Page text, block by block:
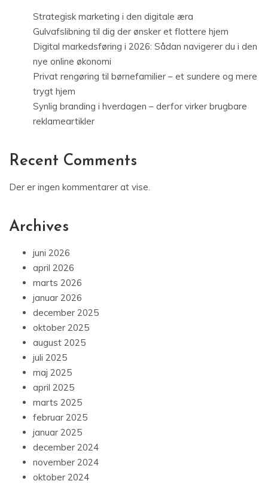
Strategisk marketing i den digitale æra
Gulvafslibning til dig der ønsker et flottere hjem
Digital markedsføring i 2026: Sådan navigerer du i den
nye online økonomi
Privat rengøring til børnefamilier – et sundere og mere
trygt hjem
Synlig branding i hverdagen – derfor virker brugbare
reklameartikler
Recent Comments
Der er ingen kommentarer at vise.
Archives
juni 2026
april 2026
marts 2026
januar 2026
december 2025
oktober 2025
august 2025
juli 2025
maj 2025
april 2025
marts 2025
februar 2025
januar 2025
december 2024
november 2024
oktober 2024